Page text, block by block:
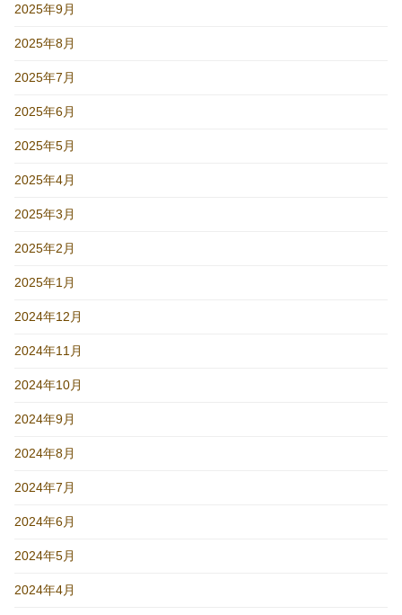
2025年9月
2025年8月
2025年7月
2025年6月
2025年5月
2025年4月
2025年3月
2025年2月
2025年1月
2024年12月
2024年11月
2024年10月
2024年9月
2024年8月
2024年7月
2024年6月
2024年5月
2024年4月